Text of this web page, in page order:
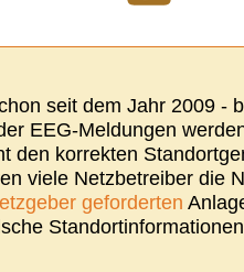
seit dem Jahr 2009 -
EEG-Meldungen
den korrekten
viele Netzbetreiber die
geforderten